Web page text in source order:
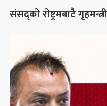
संसद्को रोष्ट्रमबाटै